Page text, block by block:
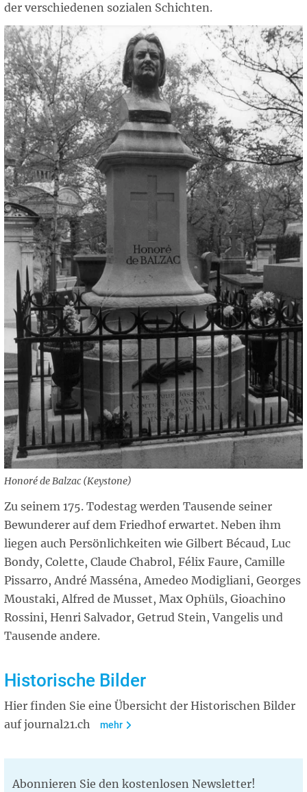
der verschiedenen sozialen Schichten.
Honoré de Balzac (Keystone)
Zu seinem 175. Todestag werden Tausende seiner
Bewunderer auf dem Friedhof erwartet. Neben ihm
liegen auch Persönlichkeiten wie Gilbert Bécaud, Luc
Bondy, Colette, Claude Chabrol, Félix Faure, Camille
Pissarro, André Masséna, Amedeo Modigliani, Georges
Moustaki, Alfred de Musset, Max Ophüls, Gioachino
Rossini, Henri Salvador, Getrud Stein, Vangelis und
Tausende andere.
Historische Bilder
Hier finden Sie eine Übersicht der Historischen Bilder
auf journal21.ch
mehr
Abonnieren Sie den kostenlosen Newsletter!